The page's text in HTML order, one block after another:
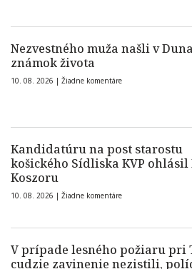
Nezvestného muža našli v
známok života
10. 08. 2026 | Žiadne komentáre
Kandidatúru na post starostu
košického Sídliska KVP
Koszoru
10. 08. 2026 | Žiadne komentáre
V prípade lesného požiaru pri
cudzie zavinenie nezistili,